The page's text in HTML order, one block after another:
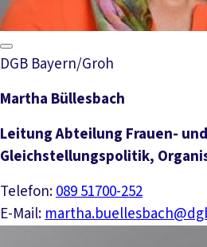
DGB Bayern/Groh
Martha Büllesbach
Leitung Abteilung Frauen- und
Gleichstellungspolitik,
Telefon:089 51700-252
E-Mail: